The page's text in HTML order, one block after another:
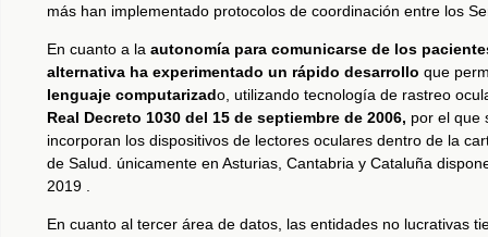
más han implementado protocolos de coordinación entre los
En cuanto a la autonomía para comunicarse de los
alternativa ha experimentado un rápido desarrollo que
lenguaje computarizado, utilizando tecnología de rastreo
Real Decreto 1030 del 15 de septiembre de 2006, por el que
incorporan los dispositivos de lectores oculares dentro de la
de Salud. únicamente en Asturias, Cantabria y Cataluña
2019 .
En cuanto al tercer área de datos, las entidades no lucrativas